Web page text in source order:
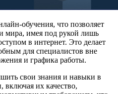
обучения, что позволяет
мира, имея под рукой лишь
в интернет. Это делает
для специалистов вне
и графика работы.
свои знания и навыки в
включая их качество,